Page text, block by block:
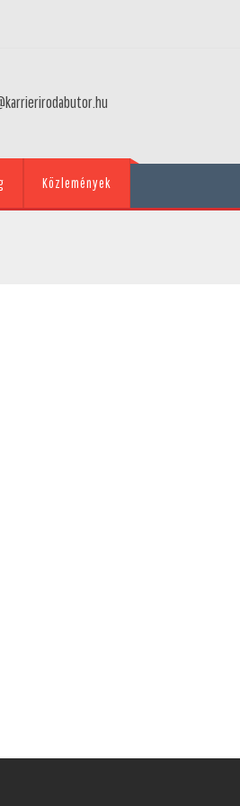
Közlemények